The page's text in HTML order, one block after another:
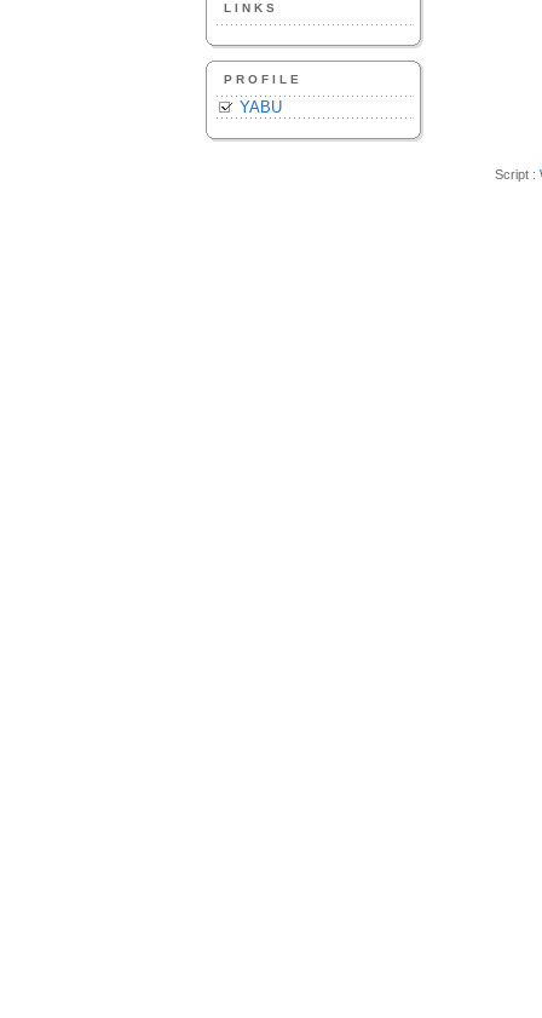
LINKS
PROFILE
YABU
Script :